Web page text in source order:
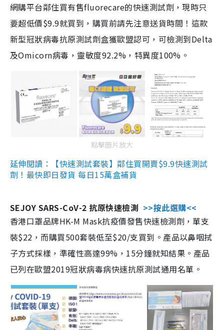
網購平台鄰住買有售fluorecare的快速測試劑，現時只
要超低價$9.9就買到，購買前請先注意送貨時間！這款
新型冠狀病毒抗原測試劑盒獲歐盟認可，可檢測到Delta
及Omicorn病毒，靈敏度92.2%，特異度100%。
點擊圖片放大
延伸閱讀：【快速測試套裝】鄰住買開賣$9.9快速測試
劑！最快即日發貨 每日15萬盒補貨
SEJOY SARS-CoV-2 抗原快速檢測 >>按此選購<<
香港口罩品牌HK-M Mask抗疫價發售快速檢測劑，單支
裝$22，而購買500套裝低至$20/支買到。產品以鼻咽拭
子方式採樣，準確性高達99%，15分鐘就知結果。產品
已列在歐盟2019冠狀病毒病快速抗原測試通用名單。